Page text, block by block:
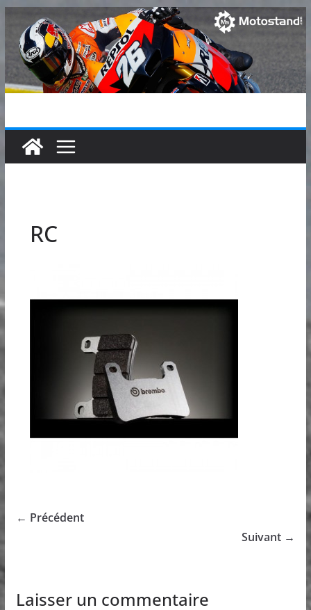
Passer
contenu
RC
← Précédent
Suivant →
Laisser un commentaire